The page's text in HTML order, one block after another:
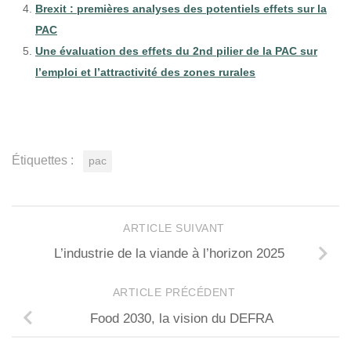
Brexit : premières analyses des potentiels effets sur la
PAC
Une évaluation des effets du 2nd pilier de la PAC sur
l’emploi et l’attractivité des zones rurales
Étiquettes : pac
ARTICLE SUIVANT
L’industrie de la viande à l’horizon 2025
ARTICLE PRÉCÉDENT
Food 2030, la vision du DEFRA